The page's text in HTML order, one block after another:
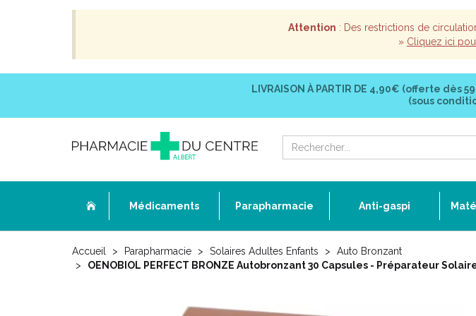
Attention : Des restrictions de
» Cliquez ici
LIVRAISON À PARTIR DE 4,90€ (offerte dès
(sous
Médicaments Parapharmacie Anti-gaspi
Accueil Parapharmacie Solaires Adultes Enfants
Auto Bronzant
OENOBIOL PERFECT BRONZE Autobronzant 30 Capsules - Préparateur